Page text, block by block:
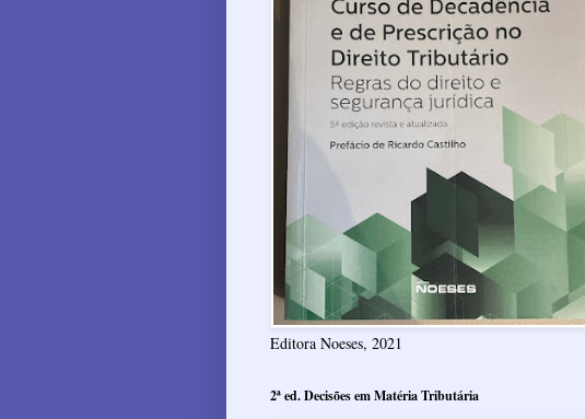
Editora Noeses, 2021
2ª ed. Decisões em Matéria Tributária